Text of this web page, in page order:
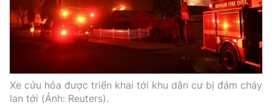
Xe cứu hỏa được triển khai tới khu dân cư bị đám cháy
lan tới (Ảnh: Reuters).